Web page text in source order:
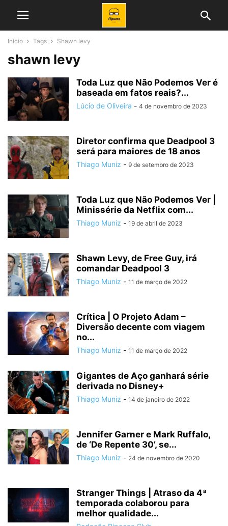
Início Tags Shawn levy
shawn levy
Toda Luz que Não Podemos Ver é
baseada em fatos reais?...
Lúcio de Oliveira - 4 de novembro de 2023
Diretor confirma que Deadpool 3
será para maiores de 18 anos
Thiago Muniz - 9 de setembro de 2023
Toda Luz que Não Podemos Ver |
Minissérie da Netflix com...
Thiago Muniz - 19 de abril de 2023
Shawn Levy, de Free Guy, irá
comandar Deadpool 3
Thiago Muniz - 11 de março de 2022
Crítica | O Projeto Adam –
Diversão decente com viagem
no...
Thiago Muniz - 11 de março de 2022
Gigantes de Aço ganhará série
derivada no Disney+
Thiago Muniz - 14 de janeiro de 2022
Jennifer Garner e Mark Ruffalo,
de ‘De Repente 30’, se...
Thiago Muniz - 24 de novembro de 2020
Stranger Things | Atraso da 4ª
temporada colaborou para
melhor qualidade...